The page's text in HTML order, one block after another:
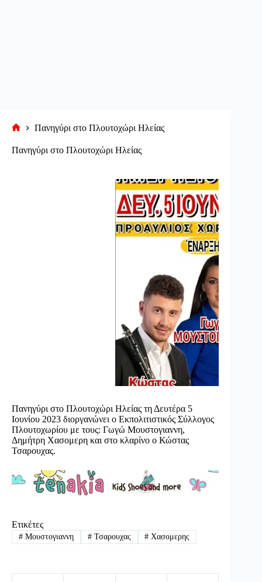
σελίδα
Πανηγύρι στο Πλουτοχώρι Ηλείας
Πανηγύρι στο Πλουτοχώρι Ηλείας
Πανηγύρι στο Πλουτοχώρι Ηλείας τη Δευτέρα 5
Ιουνίου 2023 διοργανώνει ο Εκπολιτιστικός Σύλλογος
Πλουτοχωρίου με τους: Γωγώ Μουστογιαννη,
Δημήτρη Χασομερη και στο κλαρίνο ο Κώστας
Τσαρουχας.
Ετικέτες
#Μουστογιαννη #Τσαρουχας # Χασομερης